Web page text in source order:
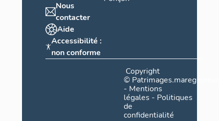
Nous
contacter
Aide
Accessibilité :
non conforme
Copyright
©
- Mentions
légales - Politiques
de
confidentialité